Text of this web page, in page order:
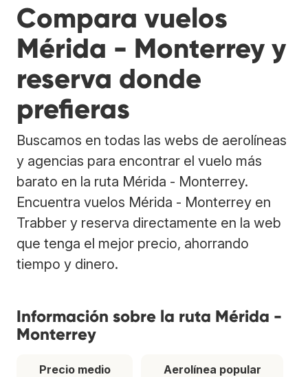
Compara vuelos
Mérida - Monterrey y
reserva donde
prefieras
Buscamos en todas las webs de aerolíneas
y agencias para encontrar el vuelo más
barato en la ruta Mérida - Monterrey.
Encuentra vuelos Mérida - Monterrey en
Trabber y reserva directamente en la web
que tenga el mejor precio, ahorrando
tiempo y dinero.
Información sobre la ruta Mérida -
Monterrey
Precio medio
Aerolínea popular